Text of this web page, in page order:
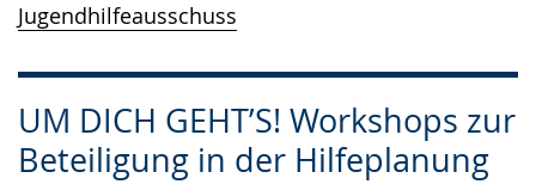
Jugendhilfeausschuss
UM DICH GEHT’S! Workshops zur
Beteiligung in der Hilfeplanung